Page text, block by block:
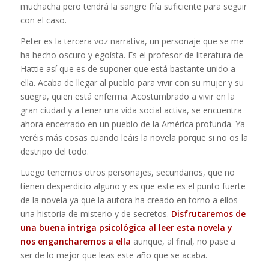
muchacha pero tendrá la sangre fría suficiente para seguir
con el caso.
Peter es la tercera voz narrativa, un personaje que se me
ha hecho oscuro y egoísta. Es el profesor de literatura de
Hattie así que es de suponer que está bastante unido a
ella. Acaba de llegar al pueblo para vivir con su mujer y su
suegra, quien está enferma. Acostumbrado a vivir en la
gran ciudad y a tener una vida social activa, se encuentra
ahora encerrado en un pueblo de la América profunda. Ya
veréis más cosas cuando leáis la novela porque si no os la
destripo del todo.
Luego tenemos otros personajes, secundarios, que no
tienen desperdicio alguno y es que este es el punto fuerte
de la novela ya que la autora ha creado en torno a ellos
una historia de misterio y de secretos. Disfrutaremos de
una buena intriga psicológica al leer esta novela y
nos engancharemos a ella aunque, al final, no pase a
ser de lo mejor que leas este año que se acaba.